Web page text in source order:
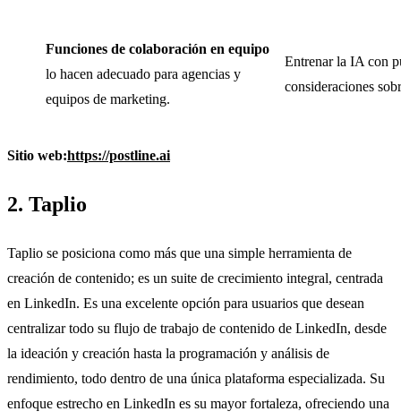
Funciones de colaboración en equipo
lo hacen adecuado para agencias y
equipos de marketing.
Entrenar la IA con
consideraciones
Sitio web:https://postline.ai
2. Taplio
Taplio se posiciona como más que una simple herramienta de
creación de contenido; es un suite de crecimiento integral, centrada
en LinkedIn. Es una excelente opción para usuarios que desean
centralizar todo su flujo de trabajo de contenido de LinkedIn, desde
la ideación y creación hasta la programación y análisis de
rendimiento, todo dentro de una única plataforma especializada. Su
enfoque estrecho en LinkedIn es su mayor fortaleza, ofreciendo una